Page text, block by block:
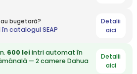
bugetară?
catalogul SEAP
Detalii
aici
600 leiintri automat în
— 2 camere Dahua
Detalii
aici